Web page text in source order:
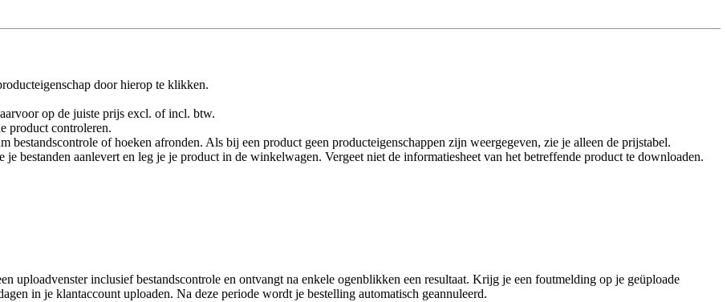
door hierop te klikken.
op de juiste prijs excl. of incl. btw.
product controleren.
bestandscontrole of hoeken afronden. Als bij een product geen producteigenschappen zijn weergegeven, zie je alleen de prijstabel.
bestanden aanlevert en leg je je product in de winkelwagen. Vergeet niet de informatiesheet van het betreffende product te downloaden.
uploadvenster inclusief bestandscontrole en ontvangt na enkele ogenblikken een resultaat. Krijg je een foutmelding op je geüploade
in je klantaccount uploaden. Na deze periode wordt je bestelling automatisch geannuleerd.